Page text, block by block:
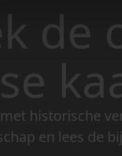
de
historische
en lees de